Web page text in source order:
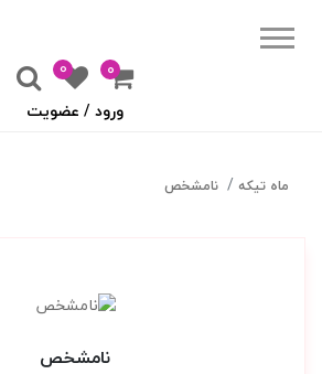
۰
0
ورود / عضویت
ماه تیکه نامشخص
نامشخص